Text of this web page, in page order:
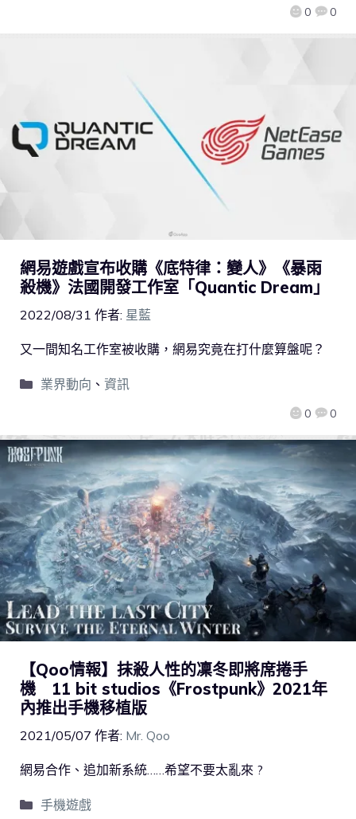
0 0
網易遊戲宣布收購《底特律：變人》《暴雨
殺機》法國開發工作室「Quantic Dream」
2022/08/31 作者: 星藍
0 0
又一間知名工作室被收購，網易究竟在打什麼算盤呢？
業界動向 、 資訊
【Qoo情報】抹殺人性的凜冬即將席捲手
機 11 bit studios《Frostpunk》2021年
內推出手機移植版
2021/05/07 作者: Mr. Qoo
網易合作、追加新系統……希望不要太亂來 ?
手機遊戲